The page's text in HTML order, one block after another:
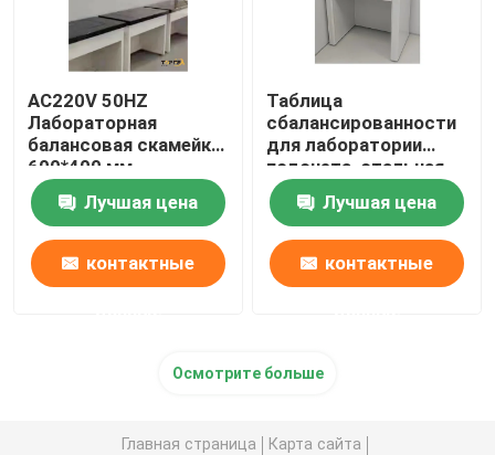
AC220V 50HZ
Лабораторная
балансовая скамейка
600*400 мм
Антивибрационная
платформаЛучшая цена
контактные
Таблица
сбалансированности
для лаборатории
подсчета, стальная
ISO14001
Антивибрационная
таблица для баланса
Лучшая цена
контактные
Осмотрите больше
Главная страница Карта сайта